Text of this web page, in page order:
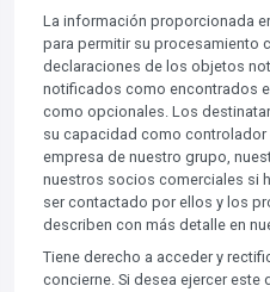
La información proporcionada
para permitir su procesamiento
declaraciones de los objetos
notificados como encontrados
como opcionales. Los
su capacidad como
empresa de nuestro grupo,
nuestros socios comerciales si
ser contactado por ellos y los
describen con más detalle en
Tiene derecho a acceder y
concierne. Si desea ejercer este